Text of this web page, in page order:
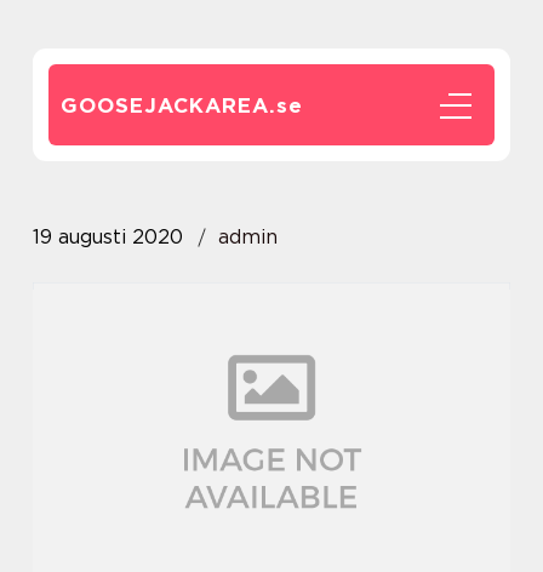
GOOSEJACKAREA.se
19 augusti 2020 admin